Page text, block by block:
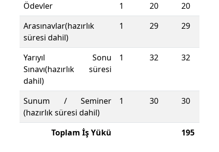
Ödevler 1 20
20
Arasınavlar(hazırlık
süresi dahil)
1 29 29
Yarıyıl Sonu
Sınavı(hazırlık süresi
dahil)
1 32 32
Sunum / Seminer
(hazırlık süresi dahil)
1 30 30
Toplam İş Yükü 195